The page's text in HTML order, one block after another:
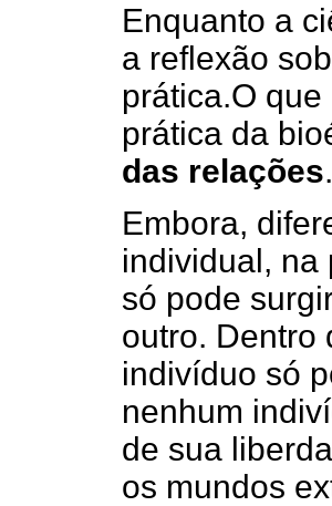
Enquanto a
a reflexão
prática.O
prática da
das relações.
Embora,
individual, na
só pode
outro. Dentro
indivíduo só
nenhum
de sua
os mundos